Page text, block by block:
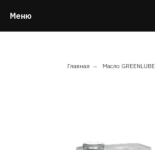
Меню
Главная → Масло GREENLUBE